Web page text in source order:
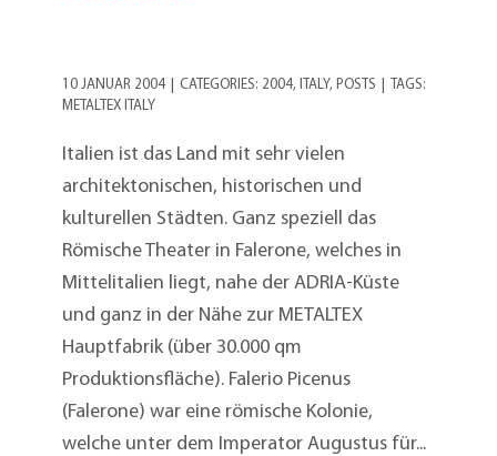
10 JANUAR 2004 CATEGORIES: 2004, ITALY, POSTS
TAGS:
METALTEX ITALY
Italien ist das Land mit sehr vielen
architektonischen, historischen und
kulturellen Städten. Ganz speziell das
Römische Theater in Falerone, welches in
Mittelitalien liegt, nahe der ADRIA-Küste
und ganz in der Nähe zur METALTEX
Hauptfabrik (über 30.000 qm
Produktionsfläche). Falerio Picenus
(Falerone) war eine römische Kolonie,
welche unter dem Imperator Augustus für...